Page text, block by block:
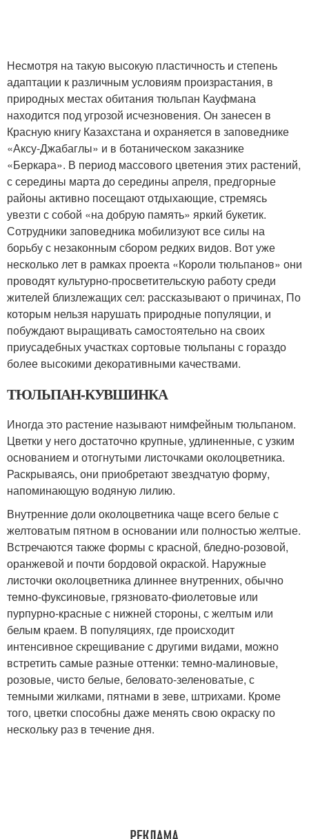
Несмотря на такую высокую пластичность и степень
адаптации к различным условиям произрастания, в
природных местах обитания тюльпан Кауфмана
находится под угрозой исчезновения. Он занесен в
Красную книгу Казахстана и охраняется в заповеднике
«Аксу-Джабаглы» и в ботаническом заказнике
«Беркара». В период массового цветения этих растений,
с середины марта до середины апреля, предгорные
районы активно посещают отдыхающие, стремясь
увезти с собой «на добрую память» яркий букетик.
Сотрудники заповедника мобилизуют все силы на
борьбу с незаконным сбором редких видов. Вот уже
несколько лет в рамках проекта «Короли тюльпанов» они
проводят культурно-просветительскую работу среди
жителей близлежащих сел: рассказывают о причинах, По
которым нельзя нарушать природные популяции, и
побуждают выращивать самостоятельно на своих
приусадебных участках сортовые тюльпаны с гораздо
более высокими декоративными качествами.
ТЮЛЬПАН-КУВШИНКА
Иногда это растение называют нимфейным тюльпаном.
Цветки у него достаточно крупные, удлиненные, с узким
основанием и отогнутыми листочками околоцветника.
Раскрываясь, они приобретают звездчатую форму,
напоминающую водяную лилию.
Внутренние доли околоцветника чаще всего белые с
желтоватым пятном в основании или полностью желтые.
Встречаются также формы с красной, бледно-розовой,
оранжевой и почти бордовой окраской. Наружные
листочки околоцветника длиннее внутренних, обычно
темно-фуксиновые, грязновато-фиолетовые или
пурпурно-красные с нижней стороны, с желтым или
белым краем. В популяциях, где происходит
интенсивное скрещивание с другими видами, можно
встретить самые разные оттенки: темно-малиновые,
розовые, чисто белые, беловато-зеленоватые, с
темными жилками, пятнами в зеве, штрихами. Кроме
того, цветки способны даже менять свою окраску по
нескольку раз в течение дня.